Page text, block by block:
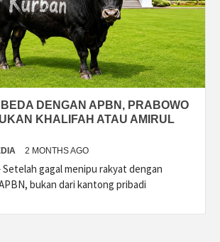
DENGAN APBN, PRABOWO
KHALIFAH ATAU AMIRUL
2 MONTHS AGO
Setelah gagal menipu rakyat dengan
bukan dari kantong pribadi